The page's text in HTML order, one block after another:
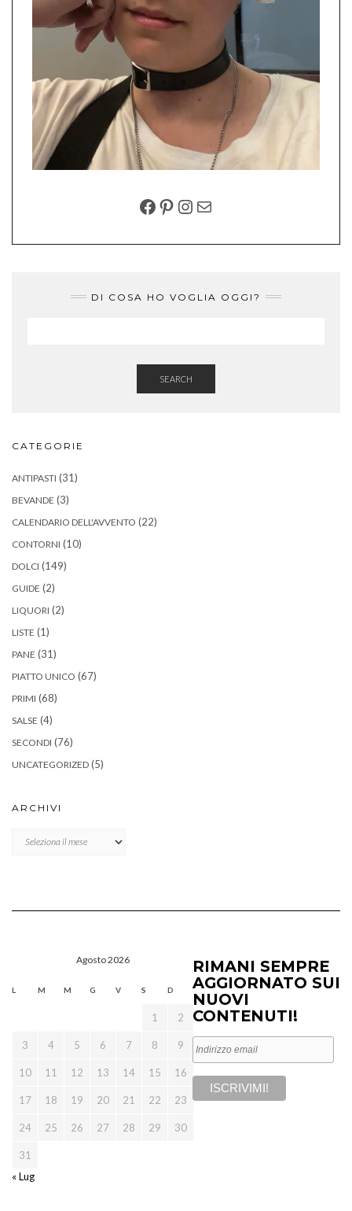
FACEBOOK
PINTEREST
INSTAGRAM
EMAIL
DI COSA HO VOGLIA OGGI?
SEARCH
CATEGORIE
ANTIPASTI (31)
BEVANDE (3)
CALENDARIO DELL'AVVENTO (22)
CONTORNI (10)
DOLCI (149)
GUIDE (2)
LIQUORI (2)
LISTE (1)
PANE (31)
PIATTO UNICO (67)
PRIMI (68)
SALSE (4)
SECONDI (76)
UNCATEGORIZED (5)
ARCHIVI
Agosto 2026
L M M G V S D
1 2
3 4 5 6 7 8 9
10 11 12 13 14 15 16
17 18 19 20 21 22 23
24 25 26 27 28 29 30
31
« Lug
RIMANI SEMPRE
AGGIORNATO SUI
NUOVI
CONTENUTI!